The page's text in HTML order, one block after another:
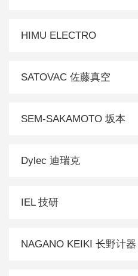
HIMU ELECTRO
SATOVAC 佐藤真空
SEM-SAKAMOTO 坂本
Dylec 迪瑞克
IEL 技研
NAGANO KEIKI 长野计器